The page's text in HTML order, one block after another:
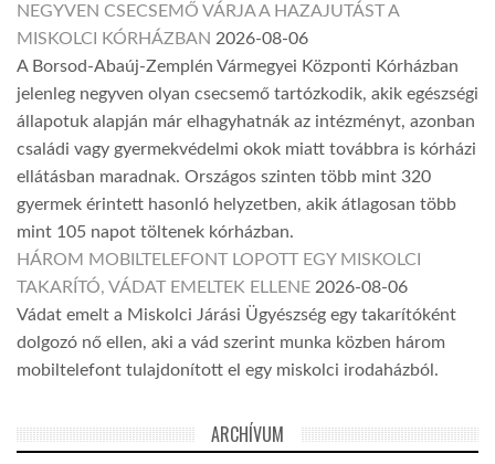
NEGYVEN CSECSEMŐ VÁRJA A HAZAJUTÁST A
MISKOLCI KÓRHÁZBAN 2026-08-06
A Borsod-Abaúj-Zemplén Vármegyei Központi Kórházban
jelenleg negyven olyan csecsemő tartózkodik, akik egészségi
állapotuk alapján már elhagyhatnák az intézményt, azonban
családi vagy gyermekvédelmi okok miatt továbbra is kórházi
ellátásban maradnak. Országos szinten több mint 320
gyermek érintett hasonló helyzetben, akik átlagosan több
mint 105 napot töltenek kórházban.
HÁROM MOBILTELEFONT LOPOTT EGY MISKOLCI
TAKARÍTÓ, VÁDAT EMELTEK ELLENE 2026-08-06
Vádat emelt a Miskolci Járási Ügyészség egy takarítóként
dolgozó nő ellen, aki a vád szerint munka közben három
mobiltelefont tulajdonított el egy miskolci irodaházból.
ARCHÍVUM